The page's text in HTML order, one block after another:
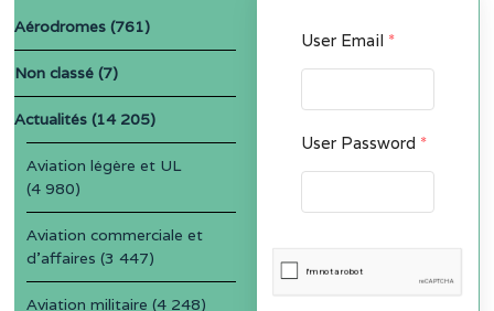
User Email *
User Password *
Aérodromes (761)
Non classé (7)
Actualités (14 205)
Aviation légère et UL
(4 980)
Aviation commerciale et
d'affaires (3 447)
Aviation militaire (4 248)